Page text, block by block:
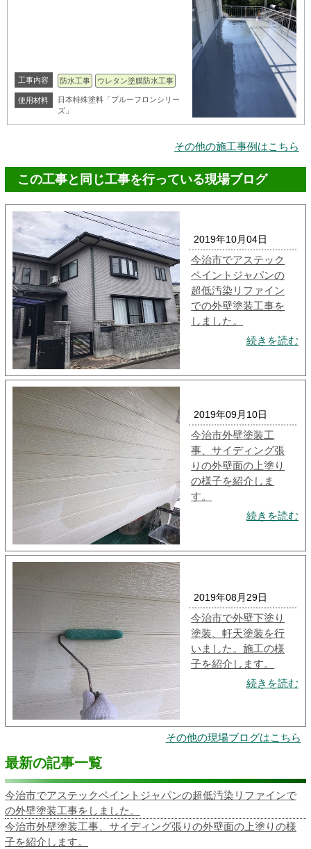
工事内容 防水工事 ウレタン塗膜防水工事
使用材料
日本特殊塗料「プルーフロンシリー
ズ」
その他の施工事例はこちら
この工事と同じ工事を行っている現場ブログ
2019年10月04日
今治市でアステック
ペイントジャパンの
超低汚染リファイン
での外壁塗装工事を
しました。
続きを読む
2019年09月10日
今治市外壁塗装工
事、サイディング張
りの外壁面の上塗り
の様子を紹介しま
す。
続きを読む
2019年08月29日
今治市で外壁下塗り
塗装、軒天塗装を行
いました。施工の様
子を紹介します。
続きを読む
その他の現場ブログはこちら
最新の記事一覧
今治市でアステックペイントジャパンの超低汚染リファインで
の外壁塗装工事をしました。
今治市外壁塗装工事、サイディング張りの外壁面の上塗りの様
子を紹介します。